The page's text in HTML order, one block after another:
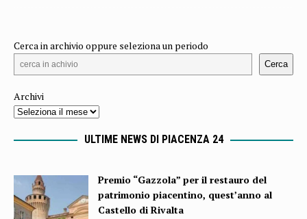
Cerca in archivio oppure seleziona un periodo
Cerca
Archivi
ULTIME NEWS DI PIACENZA 24
Premio “Gazzola” per il restauro del
patrimonio piacentino, quest’anno al
Castello di Rivalta